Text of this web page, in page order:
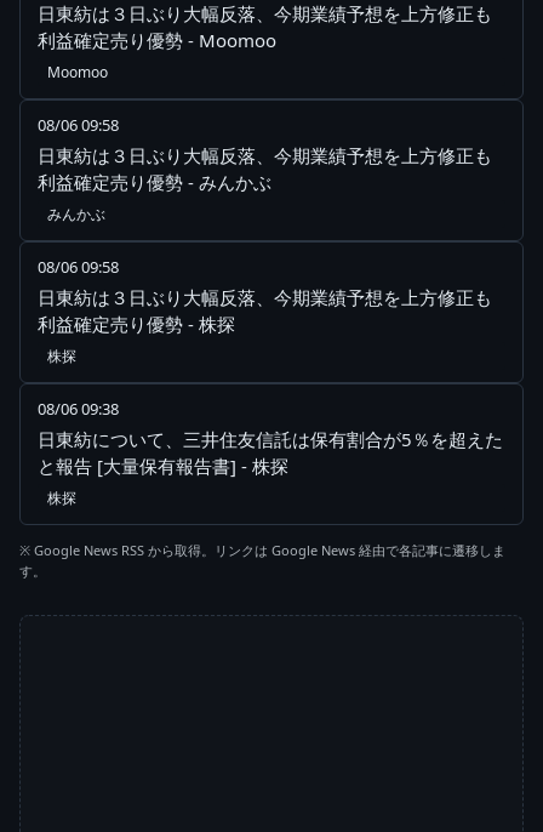
日東紡は３日ぶり大幅反落、今期業績予想を上方修正も
利益確定売り優勢 - Moomoo
Moomoo
08/06 09:58
日東紡は３日ぶり大幅反落、今期業績予想を上方修正も
利益確定売り優勢 - みんかぶ
みんかぶ
08/06 09:58
日東紡は３日ぶり大幅反落、今期業績予想を上方修正も
利益確定売り優勢 - 株探
株探
08/06 09:38
日東紡について、三井住友信託は保有割合が5％を超えた
と報告 [大量保有報告書] - 株探
株探
※ Google News RSS から取得。リンクは Google News 経由で各記事に遷移しま
す。